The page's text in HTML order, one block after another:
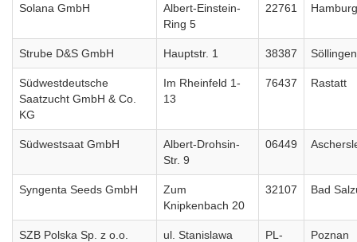
Solana GmbH
Albert-Einstein-
Ring 5
22761 Hamburg
Strube D&S GmbH Hauptstr. 1 38387 Söllingen
Südwestdeutsche
Saatzucht GmbH & Co.
KG
Im Rheinfeld 1-
13
76437 Rastatt
Südwestsaat GmbH
Albert-Drohsin-
Str. 9
06449
Syngenta Seeds GmbH
Zum
Knipkenbach 20
32107 Bad
SZB Polska Sp. z o.o.
ul. Stanislawa
PL-
Poznan